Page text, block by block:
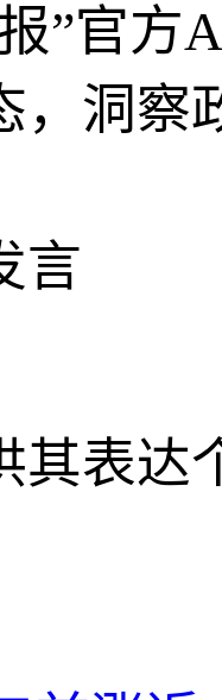
”官方
，洞察
言
其表达